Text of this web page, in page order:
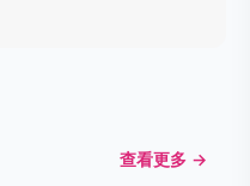
查看更多 →